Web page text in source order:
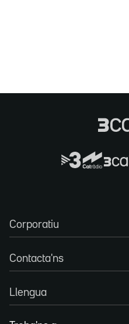
Corporatiu
Contacta'ns
Llengua